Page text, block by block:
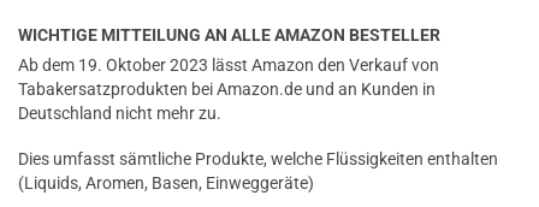
WICHTIGE MITTEILUNG AN ALLE AMAZON BESTELLER
Ab dem 19. Oktober 2023 lässt Amazon den Verkauf von
Tabakersatzprodukten bei Amazon.de und an Kunden in
Deutschland nicht mehr zu.
Dies umfasst sämtliche Produkte, welche Flüssigkeiten enthalten
(Liquids, Aromen, Basen, Einweggeräte)